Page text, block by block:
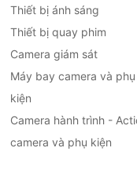
Thiết bị ánh sáng
Thiết bị quay phim
Camera giám sát
Máy bay camera và phụ
kiện
Camera hành trình -
camera và phụ kiện